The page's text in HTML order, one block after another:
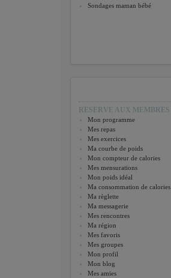
Sondages maman bébé
RESERVE AUX MEMBRES
Mon programme
Mes repas
Mes exercices
Ma courbe de poids
Mon compteur de calories
Mes mensurations
Mon poids idéal
Ma consommation de calories
Ma règlette
Ma messagerie
Mes rencontres
Ma région
Mes favoris
Mes groupes
Mon profil
Mon blog
Mes amies